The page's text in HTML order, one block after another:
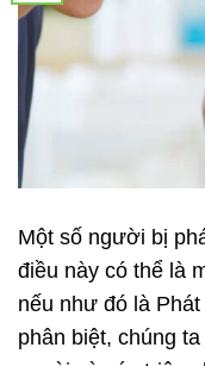
Một số người bị
điều này có thể là
nếu như đó là
phân biệt, chúng